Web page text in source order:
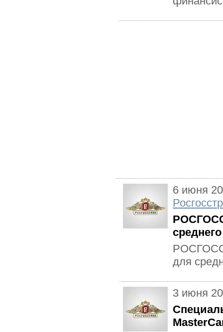
6 июня
для
3 июня